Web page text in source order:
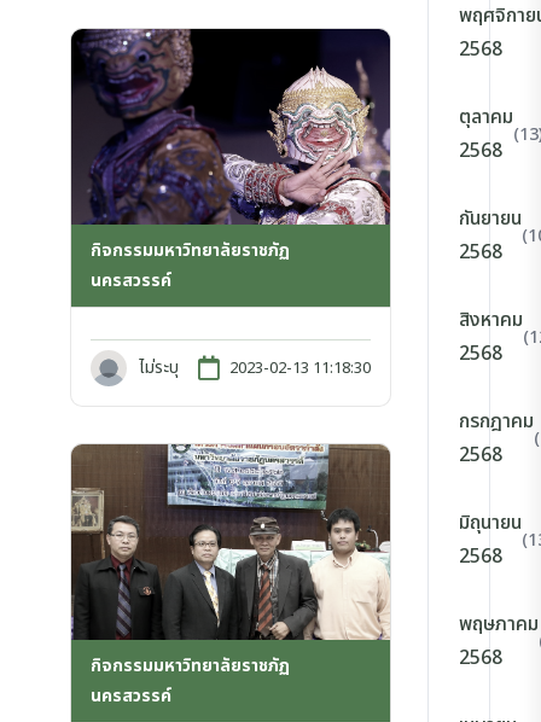
กิจกรรมมหาวิทยาลัยราชภัฏ
นครสวรรค์
ไม่ระบุ 2023-02-13 11:18:30
กิจกรรมมหาวิทยาลัยราชภัฏ
นครสวรรค์
พฤศจิกาย
2568
ตุลาคม
2568
กันยายน
2568
สิงหาคม
2568
กรกฎาคม
2568
มิถุนายน
2568
พฤษภาคม
2568